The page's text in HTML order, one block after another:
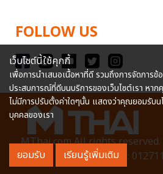
FOLLOW US
MThai.com All rights reserved.
อิเล็กทรอนิกส์ :
เว็บไซต์นี้ใช้คุกกี้
เพื่อการนำเสนอเนื้อหาที่ดี รวมถึงการจัดการ
ประสบการณ์ที่ดีบนบริการของเว็บไซต์เรา หาก
ไม่มีการปรับตั้งค่าใดๆนั้น แสดงว่าคุณยอมรับน
บุคคลของเรา
ยอมรับ เรียนรู้เพิ่มเติม